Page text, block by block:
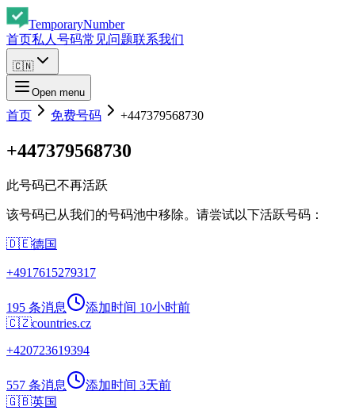
TemporaryNumber
首页私人号码常见问题联系我们
🇨🇳
Open menu
首页 免费号码 +447379568730
+447379568730
此号码已不再活跃
该号码已从我们的号码池中移除。请尝试以下活跃号码：
🇩🇪德国
+4917615279317
195 条消息 添加时间 10小时前
🇨🇿countries.cz
+420723619394
557 条消息 添加时间 3天前
🇬🇧英国